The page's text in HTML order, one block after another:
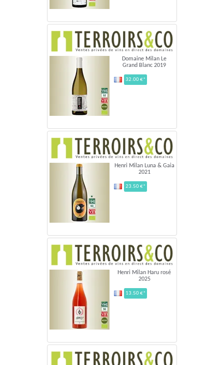
Domaine Milan Le
Grand Blanc 2019
32.00 €*
Henri Milan Luna & Gaia
2021
23.50 €*
Henri Milan Haru rosé
2025
13.50 €*